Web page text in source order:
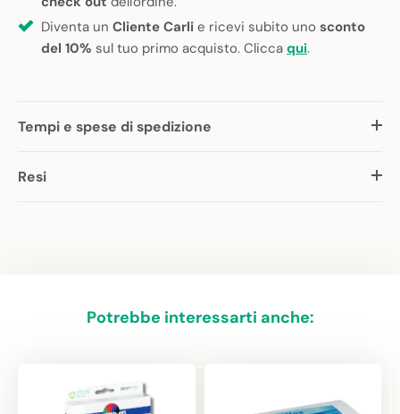
Diventa un Cliente Carli e ricevi subito uno sconto
del 10% sul tuo primo acquisto. Clicca qui.
Tempi e spese di spedizione
Resi
Potrebbe interessarti anche: